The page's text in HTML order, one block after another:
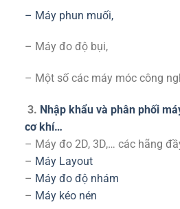
– Máy phun muối,
– Máy đo độ bụi,
– Một số các máy móc công
3. Nhập khẩu và phân phối
cơ khí…
– Máy đo 2D, 3D,… các hãng
– Máy Layout
– Máy đo độ nhám
– Máy kéo nén